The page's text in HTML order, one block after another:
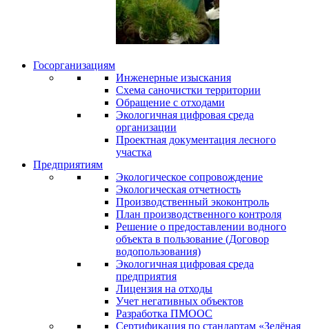
Госорганизациям
Инженерные изыскания
Схема саночистки территории
Обращение с отходами
Экологичная цифровая среда
организации
Проектная документация лесного
участка
Предприятиям
Экологическое сопровождение
Экологическая отчетность
Производственный экоконтроль
План производственного контроля
Решение о предоставлении водного
объекта в пользование (Договор
водопользования)
Экологичная цифровая среда
предприятия
Лицензия на отходы
Учет негативных объектов
Разработка ПМООС
Сертификация по стандартам «Зелёная